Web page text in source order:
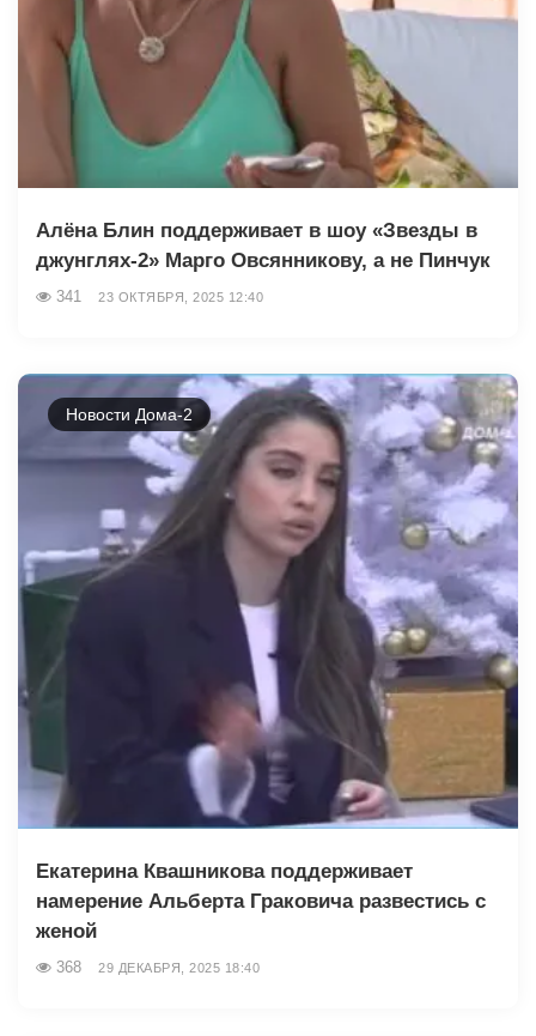
Алёна Блин поддерживает в шоу «Звезды в
джунглях-2» Марго Овсянникову, а не Пинчук
341 23 ОКТЯБРЯ, 2025 12:40
Новости Дома-2
Екатерина Квашникова поддерживает
намерение Альберта Граковича развестись с
женой
368 29 ДЕКАБРЯ, 2025 18:40